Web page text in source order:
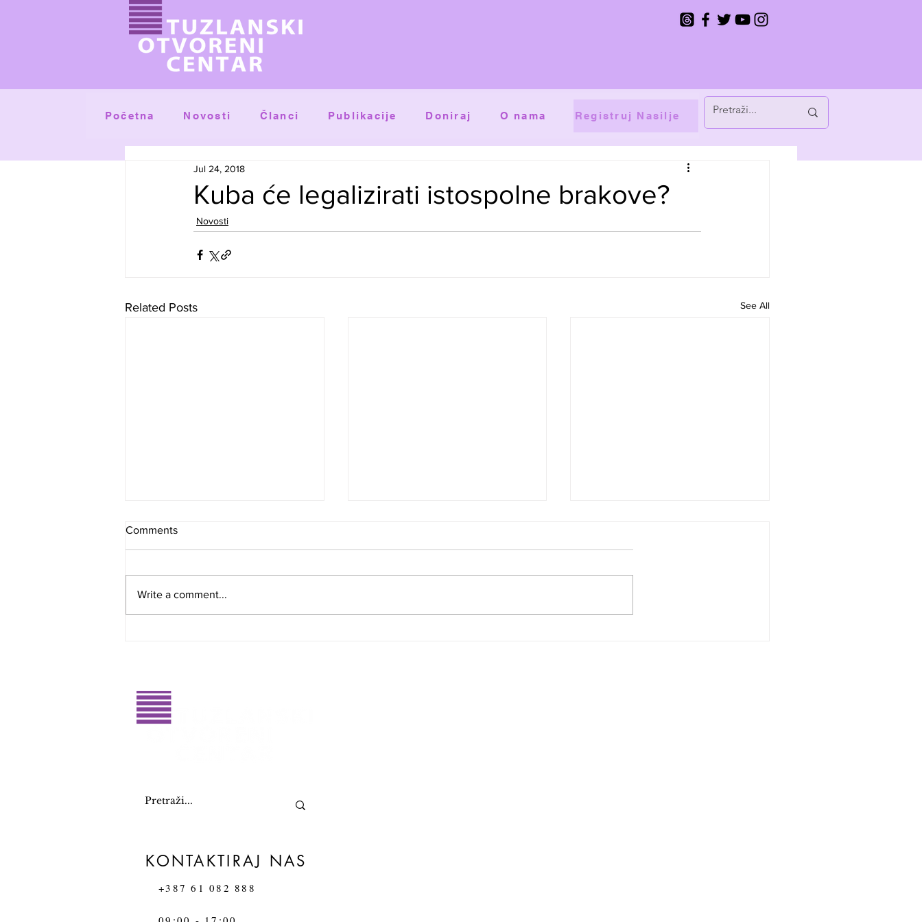
Početna Novosti Članci Publikacije Doniraj O nama Registruj Nasilje
Kuba će legalizirati istospolne brakove?
Jul 24, 2018
Novosti
Related Posts See All
Comments
Write a comment...
KONTAKTIRAJ NAS
+387 61 082 888